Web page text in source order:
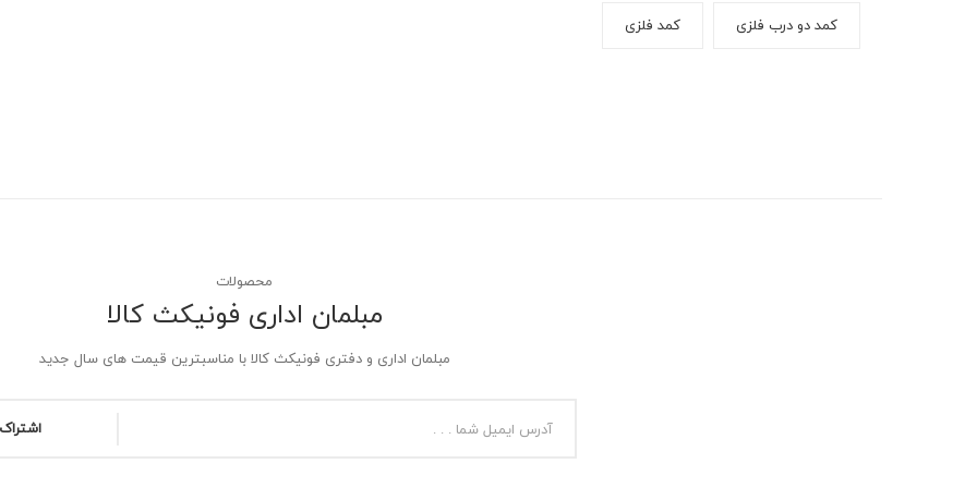
کمد دو درب فلزی کمد فلزی
محصولات
مبلمان اداری فونیکث کالا
مبلمان اداری و دفتری فونیکث کالا با مناسبترین قیمت های سال جدید